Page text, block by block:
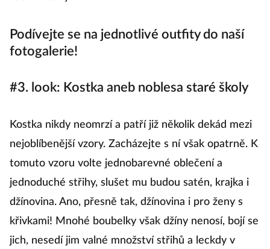
Podívejte se na jednotlivé outfity do naší
fotogalerie!
#3. look: Kostka aneb noblesa staré školy
Kostka nikdy neomrzí a patří již několik dekád mezi
nejoblíbenější vzory. Zacházejte s ní však opatrně. K
tomuto vzoru volte jednobarevné oblečení a
jednoduché střihy, slušet mu budou satén, krajka i
džínovina. Ano, přesně tak, džínovina i pro ženy s
křivkami! Mnohé boubelky však džíny nenosí, bojí se
jich, nesedí jim valné množství střihů a leckdy v